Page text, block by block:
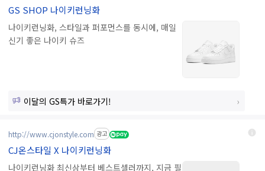
GS SHOP 나이키런닝화
나이키런닝화, 스타일과 퍼포먼스를 동시에, 매일
신기 좋은 나이키 슈즈
이달의 GS특가 바로가기!
http://www.cjonstyle.com 광고
CJ온스타일 X 나이키런닝화
나이키런닝화 최신상부터 베스트셀러까지, 지금 필